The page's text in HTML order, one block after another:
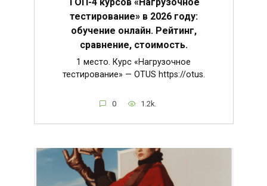
тестирование» в 2026 году:
обучение онлайн. Рейтинг,
сравнение, стоимость.
1 место. Курс «Нагрузочное
тестирование» — OTUS https://otus.
0 1.2k.